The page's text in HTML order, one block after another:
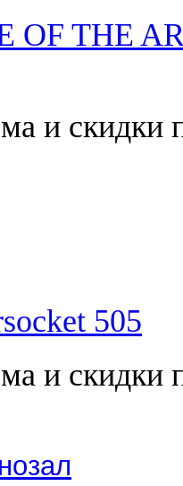
OF THE
и скидки
505
и скидки